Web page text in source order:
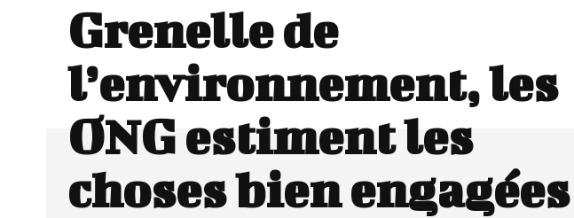
Grenelle de
l’environnement, les
ONG estiment les
choses bien engagées